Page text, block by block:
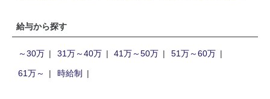
給与から探す
～30万 31万～40万 41万～50万
51万～60万
61万～
時給制